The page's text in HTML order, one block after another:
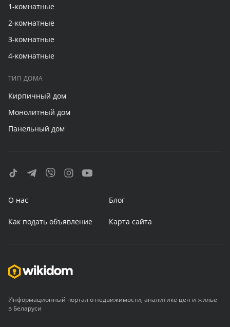
1-комнатные
2-комнатные
3-комнатные
4-комнатные
ТИП ДОМА
Кирпичный дом
Монолитный дом
Панельный дом
О нас Блог
Как подать объявление Карта сайта
Информационный портал о недвижимости, аналитике цен и жилье
в Беларуси